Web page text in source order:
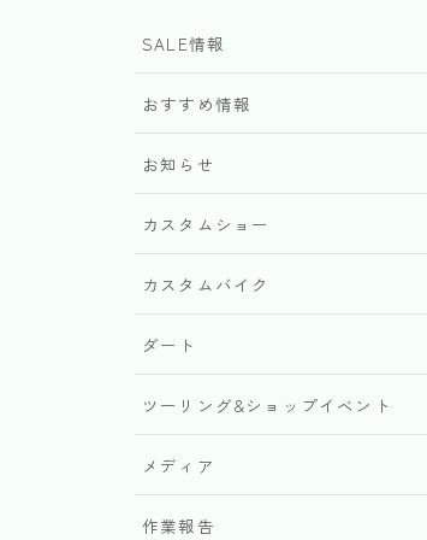
SALE情報
おすすめ情報
お知らせ
カスタムショー
カスタムバイク
ダート
ツーリング&ショップイベント
メディア
作業報告